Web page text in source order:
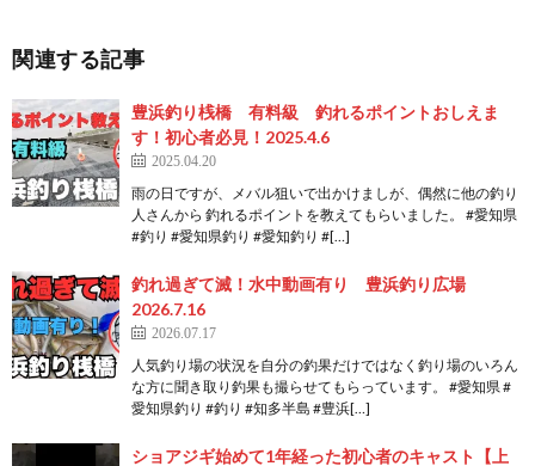
関連する記事
豊浜釣り桟橋 有料級 釣れるポイントおしえま
す！初心者必見！2025.4.6
2025.04.20
雨の日ですが、メバル狙いで出かけましが、偶然に他の釣り
人さんから 釣れるポイントを教えてもらいました。 #愛知県
#釣り #愛知県釣り #愛知釣り #[…]
釣れ過ぎて滅！水中動画有り 豊浜釣り広場
2026.7.16
2026.07.17
人気釣り場の状況を自分の釣果だけではなく釣り場のいろん
な方に聞き取り釣果も撮らせてもらっています。 #愛知県 #
愛知県釣り #釣り #知多半島 #豊浜[…]
ショアジギ始めて1年経った初心者のキャスト【上